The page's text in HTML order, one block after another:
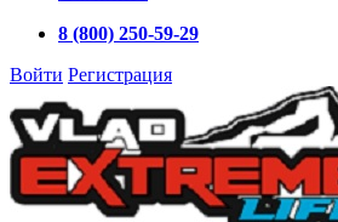
8 (800) 250-59-29
Войти Регистрация